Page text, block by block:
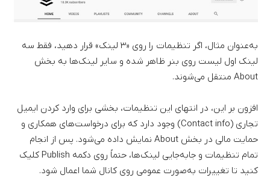
به‌عنوان مثال، اگر تنظیمات را روی «۳ لینک» قرار دهید، فقط سه
لینک اول لیست روی بنر ظاهر شده و سایر لینک‌ها به بخش
About منتقل می‌شوند.
افزون بر این، در انتهای این تنظیمات، بخشی برای وارد کردن ایمیل
تجاری (Contact info) وجود دارد که برای درخواست‌های همکاری و
حمایت مالی در بخش About نمایش داده می‌شود. پس از انجام
تمام تنظیمات و جابه‌جایی لینک‌ها، حتماً روی دکمه Publish کلیک
کنید تا تغییرات به‌صورت عمومی روی کانال شما اعمال شود.